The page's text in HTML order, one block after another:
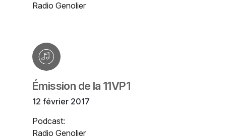
Radio Genolier
Émission de la 11VP1
12 février 2017
Podcast:
Radio Genolier